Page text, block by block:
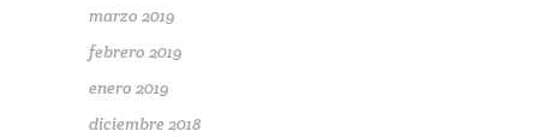
marzo 2019
febrero 2019
enero 2019
diciembre 2018